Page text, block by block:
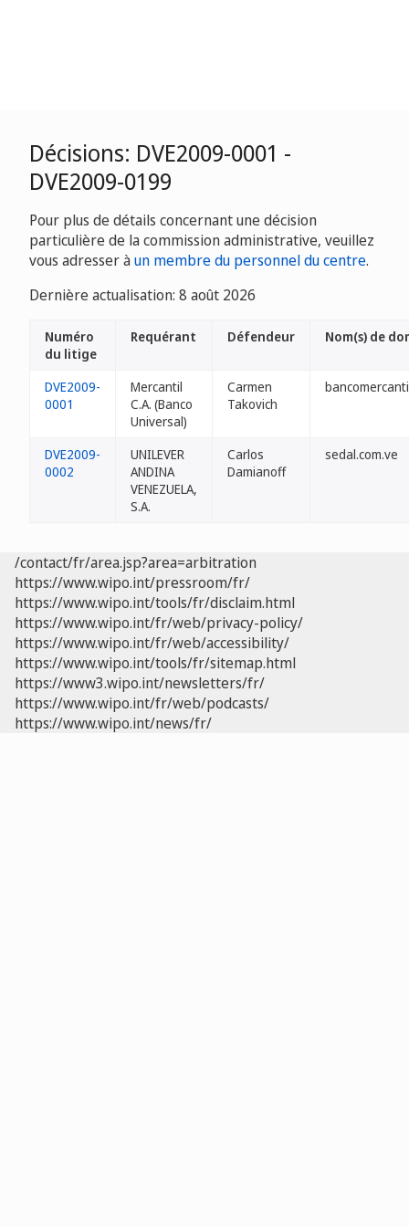
Décisions: DVE2009-0001 -
DVE2009-0199
Pour plus de détails concernant une décision
particulière de la commission administrative, veuillez
vous adresser àun membre du personnel du centre.
Dernière actualisation: 8 août 2026
Numéro
du litige
Requérant Défendeur Nom(s) de
DVE2009-
0001
Mercantil
C.A. (Banco
Universal)
Carmen
Takovich
DVE2009-
0002
UNILEVER
ANDINA
VENEZUELA,
S.A.
Carlos
Damianoff
sedal.com.ve
/contact/fr/area.jsp?area=arbitration
https://www.wipo.int/pressroom/fr/
https://www.wipo.int/tools/fr/disclaim.html
https://www.wipo.int/fr/web/privacy-policy/
https://www.wipo.int/fr/web/accessibility/
https://www.wipo.int/tools/fr/sitemap.html
https://www3.wipo.int/newsletters/fr/
https://www.wipo.int/fr/web/podcasts/
https://www.wipo.int/news/fr/